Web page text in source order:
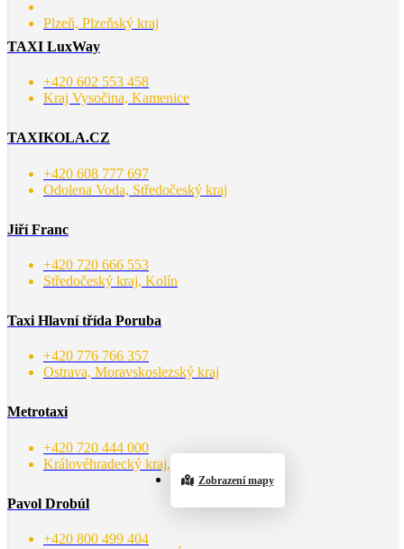
Plzeň, Plzeňský kraj
TAXI LuxWay
+420 602 553 458
Kraj Vysočina, Kamenice
TAXIKOLA.CZ
+420 608 777 697
Odolena Voda, Středočeský kraj
Jiří Franc
+420 720 666 553
Středočeský kraj, Kolín
Taxi Hlavní třída Poruba
+420 776 766 357
Ostrava, Moravskoslezský kraj
Metrotaxi
+420 720 444 000
Královéhradecký kraj, Roudnice
Pavol Drobúl
+420 800 499 404
Zobrazení mapy